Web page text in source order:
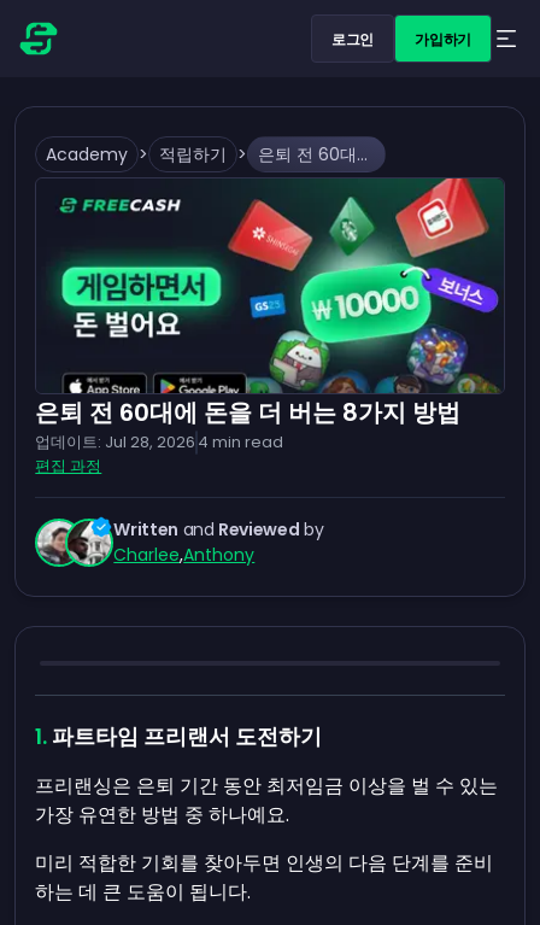
로그인 가입하기
Academy > 적립하기 > 은퇴 전 60대에 돈을 더 버는 8가지 방법
은퇴 전 60대에 돈을 더 버는 8가지 방법
업데이트: Jul 28, 2026 4 min read
편집 과정
Written and Reviewed by
Charlee,Anthony
파트타임 프리랜서 도전하기
프리랜싱은 은퇴 기간 동안 최저임금 이상을 벌 수 있는
가장 유연한 방법 중 하나예요.
미리 적합한 기회를 찾아두면 인생의 다음 단계를 준비
하는 데 큰 도움이 됩니다.